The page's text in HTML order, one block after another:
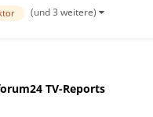
(und 3 weitere)
TV-Reports